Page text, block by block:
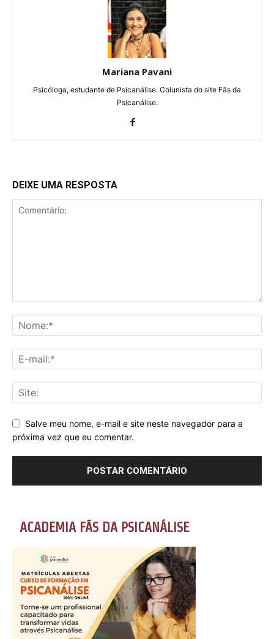
Mariana Pavani
Psicóloga, estudante de Psicanálise. Colunista do site Fãs da
Psicanálise.
DEIXE UMA RESPOSTA
Salve meu nome, e-mail e site neste navegador para a
próxima vez que eu comentar.
ACADEMIA FÃS DA PSICANÁLISE